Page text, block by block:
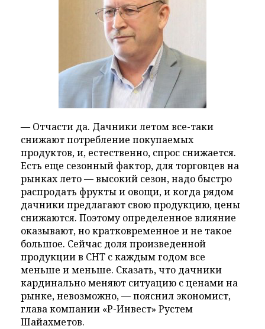
— Отчасти да. Дачники летом все-таки
снижают потребление покупаемых
продуктов, и, естественно, спрос снижается.
Есть еще сезонный фактор, для торговцев на
рынках лето — высокий сезон, надо быстро
распродать фрукты и овощи, и когда рядом
дачники предлагают свою продукцию, цены
снижаются. Поэтому определенное влияние
оказывают, но кратковременное и не такое
большое. Сейчас доля произведенной
продукции в СНТ с каждым годом все
меньше и меньше. Сказать, что дачники
кардинально меняют ситуацию с ценами на
рынке, невозможно, — пояснил экономист,
глава компании «Р-Инвест» Рустем
Шайахметов.